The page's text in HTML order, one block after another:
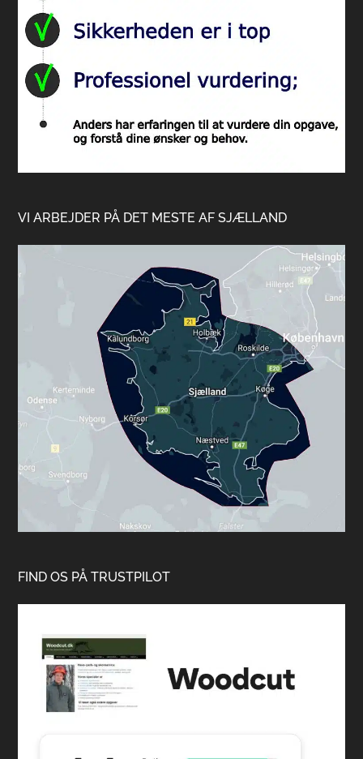
VI ARBEJDER PÅ DET MESTE AF SJÆLLAND
FIND OS PÅ TRUSTPILOT